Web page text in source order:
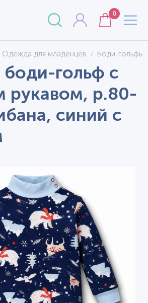
0
Одежда для младенцев Боди-гольфы
гольф с
рукавом, р.80-
синий с